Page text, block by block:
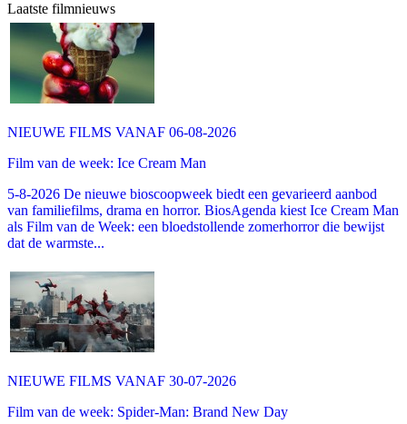
Laatste filmnieuws
NIEUWE FILMS VANAF 06-08-2026
Film van de week: Ice Cream Man
5-8-2026 De nieuwe bioscoopweek biedt een gevarieerd aanbod
van familiefilms, drama en horror. BiosAgenda kiest Ice Cream Man
als Film van de Week: een bloedstollende zomerhorror die bewijst
dat de warmste...
NIEUWE FILMS VANAF 30-07-2026
Film van de week: Spider-Man: Brand New Day